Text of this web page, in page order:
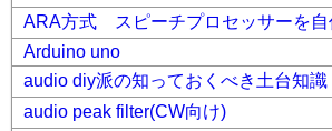
ARA方式 スピーチプロセッサーを自
Arduino uno
audio diy派の知っておくべき土台知識
audio peak filter(CW向け)